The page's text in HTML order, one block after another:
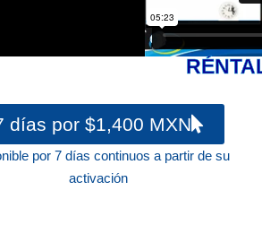
días por $1,400 MXN
por 7 días continuos a partir de su
activación